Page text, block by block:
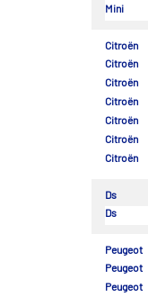
Mini
Citroën
Citroën
Citroën
Citroën
Citroën
Citroën
Citroën
Ds
Ds
Peugeot
Peugeot
Peugeot